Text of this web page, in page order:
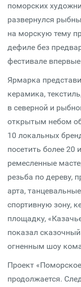
поморских
развернулся
на морскую тему
дефиле без
фестивале
Ярмарка
керамика,
в северной и
открытым небом
10 локальных
посетить более 20
ремесленные
резьба по дереву,
арта,
спортивную зону,
площадку,
показал
огненным шоу
Проект
продолжается.